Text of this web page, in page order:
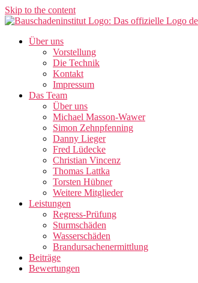
Skip to the content
Über uns
Vorstellung
Die Technik
Kontakt
Impressum
Das Team
Über uns
Michael Masson-Wawer
Simon Zehnpfenning
Danny Lieger
Fred Lüdecke
Christian Vincenz
Thomas Lattka
Torsten Hübner
Weitere Mitglieder
Leistungen
Regress-Prüfung
Sturmschäden
Wasserschäden
Brandursachenermittlung
Beiträge
Bewertungen